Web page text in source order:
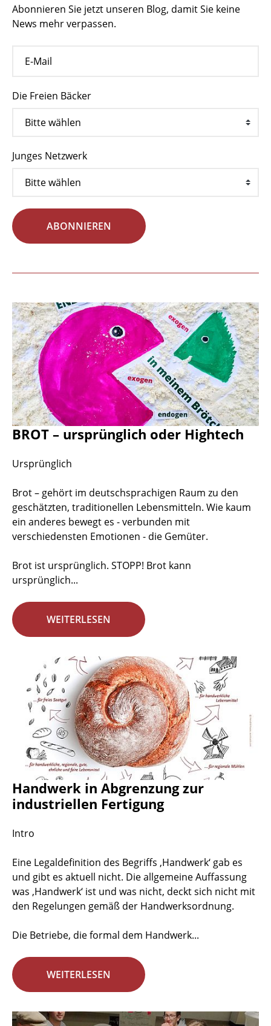
Abonnieren Sie jetzt unseren Blog, damit Sie keine
News mehr verpassen.
Die Freien Bäcker
Junges Netzwerk
ABONNIEREN
BROT – ursprünglich oder Hightech
Ursprünglich
Brot – gehört im deutschsprachigen Raum zu den
geschätzten, traditionellen Lebensmitteln. Wie kaum
ein anderes bewegt es - verbunden mit
verschiedensten Emotionen - die Gemüter.
Brot ist ursprünglich. STOPP! Brot kann
ursprünglich...
WEITERLESEN
Handwerk in Abgrenzung zur
industriellen Fertigung
Intro
Eine Legaldefinition des Begriffs ‚Handwerk‘ gab es
und gibt es aktuell nicht. Die allgemeine Auffassung
was ‚Handwerk‘ ist und was nicht, deckt sich nicht mit
den Regelungen gemäß der Handwerksordnung.
Die Betriebe, die formal dem Handwerk...
WEITERLESEN